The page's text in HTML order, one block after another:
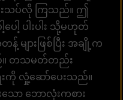
သပ်လို ကြသည်။ ဤ
ေါ့ ပါးပါး သို့မဟုတ်
များဖြစ်ပြီး အချို့က
။ တသမတ်တည်း
းကို လှုံ့ဆော်ပေးသည်။
ော ဘောလုံးကစား